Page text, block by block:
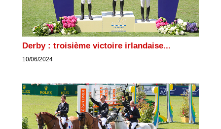
Derby : troisième victoire irlandaise...
10/06/2024